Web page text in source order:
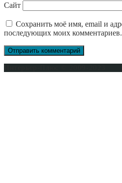
Сайт
Сохранить моё имя, email и
последующих моих комментариев.